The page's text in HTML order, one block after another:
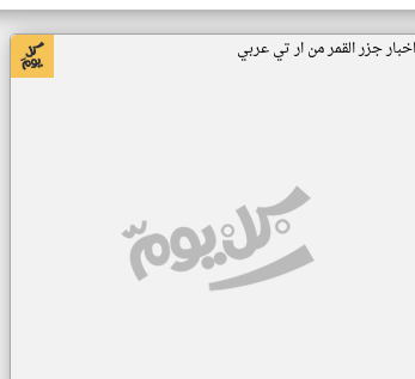
اخبار جزر القمر من ار تي عربي